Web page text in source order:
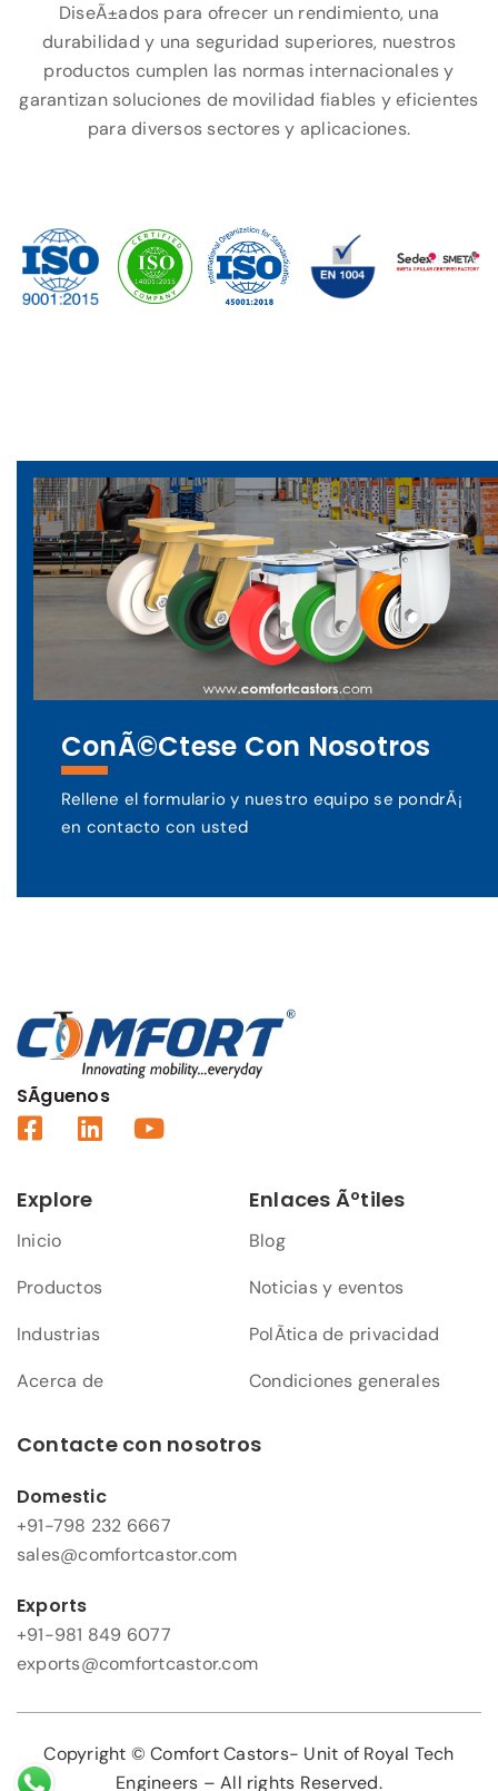
DiseÃ±ados para ofrecer un rendimiento, una
durabilidad y una seguridad superiores, nuestros
productos cumplen las normas internacionales y
garantizan soluciones de movilidad fiables y eficientes
para diversos sectores y aplicaciones.
ConÃ©ctese Con Nosotros
Rellene el formulario y nuestro equipo se pondrÃ¡
en contacto con usted
SÃ­guenos
Explore
Inicio
Productos
Industrias
Acerca de
Enlaces Ãºtiles
Blog
Noticias y eventos
PolÃ­tica de privacidad
Condiciones generales
Contacte con nosotros
Domestic
+91-798 232 6667
sales@comfortcastor.com
Exports
+91-981 849 6077
exports@comfortcastor.com
Copyright © Comfort Castors- Unit of Royal Tech
Engineers – All rights Reserved.